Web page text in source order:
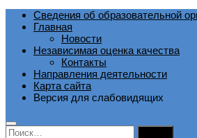
Сведения об образовательной
Главная
Новости
Независимая оценка качества
Контакты
Направления деятельности
Карта сайта
Версия для слабовидящих
Найти: